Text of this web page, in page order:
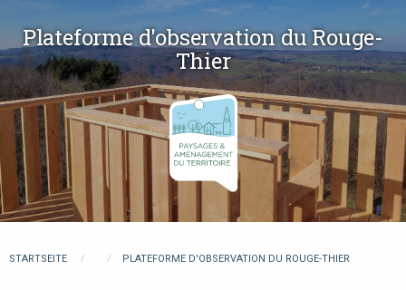
Plateforme d'observation du Rouge-
Thier
are
STARTSEITE PLATEFORME D'OBSERVATION DU ROUGE-THIER